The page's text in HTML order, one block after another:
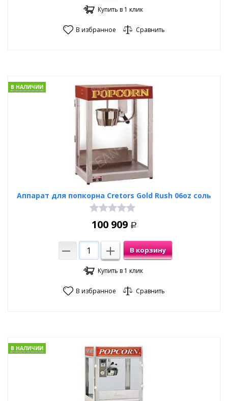
Купить в 1 клик
В избранное Сравнить
Аппарат для попкорна Cretors Gold Rush 06oz соль
В НАЛИЧИИ
100 909 Р
В корзину
Купить в 1 клик
В избранное Сравнить
В НАЛИЧИИ